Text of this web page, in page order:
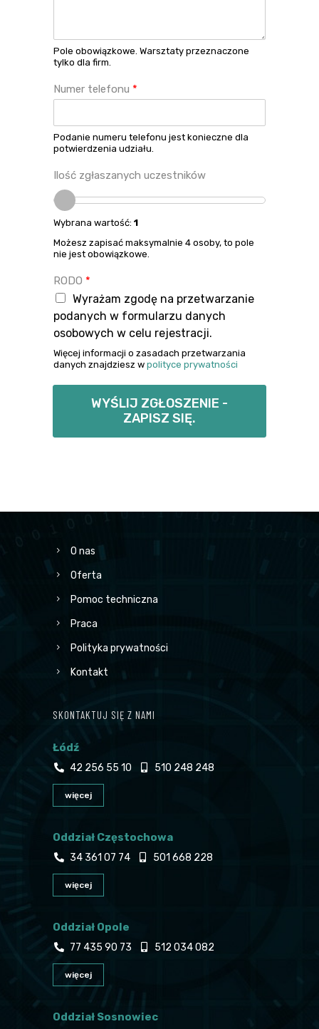
Pole obowiązkowe. Warsztaty przeznaczone
tylko dla firm.
Numer telefonu *
Podanie numeru telefonu jest konieczne dla
potwierdzenia udziału.
Ilość zgłaszanych uczestników
Wybrana wartość: 1
Możesz zapisać maksymalnie 4 osoby, to pole
nie jest obowiązkowe.
RODO *
Wyrażam zgodę na przetwarzanie
podanych w formularzu danych
osobowych w celu rejestracji.
Więcej informacji o zasadach przetwarzania
danych znajdziesz w polityce prywatności
WYŚLIJ ZGŁOSZENIE -
ZAPISZ SIĘ.
O nas
Oferta
Pomoc techniczna
Praca
Polityka prywatności
Kontakt
SKONTAKTUJ SIĘ Z NAMI
Łódź
42 256 55 10 510 248 248
więcej
Oddział Częstochowa
34 361 07 74 501 668 228
więcej
Oddział Opole
77 435 90 73 512 034 082
więcej
Oddział Sosnowiec